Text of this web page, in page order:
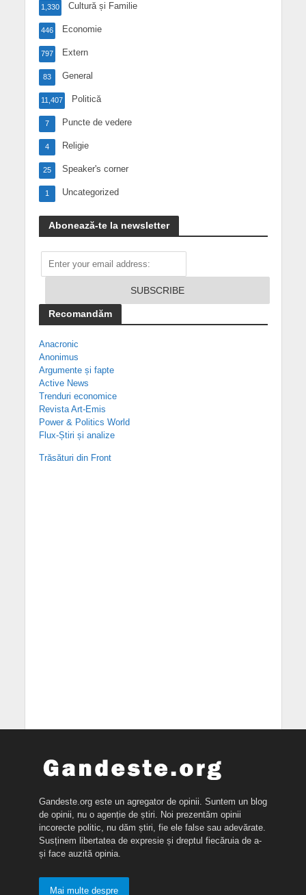
Cultură și Familie
1,330
Economie
446
Extern
797
General
83
Politică
11,407
Puncte de vedere
7
Religie
4
Speaker's corner
25
Uncategorized
1
Abonează-te la newsletter
Recomandăm
Anacronic
Anonimus
Argumente și fapte
Active News
Trenduri economice
Revista Art-Emis
Power & Politics World
Flux-Știri și analize
Trăsături din Front
Gandeste.org este un agregator de opinii. Suntem un blog
de opinii, nu o agenție de știri. Noi prezentăm opinii
incorecte politic, nu dăm știri, fie ele false sau adevărate.
Susținem libertatea de expresie și dreptul fiecăruia de a-
și face auzită opinia.
Mai multe despre